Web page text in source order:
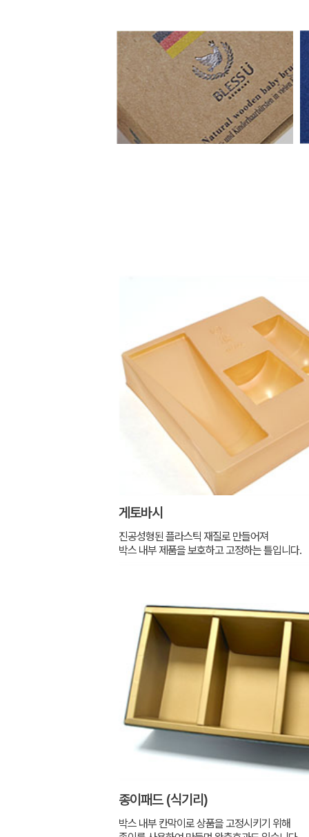
게토바시
진공성형된 플라스틱 재질로 만들어져
박스 내부 제품을 보호하고 고정하는 틀입니다.
종이패드 (식기리)
박스 내부 칸막이로 상품을 고정시키기 위해